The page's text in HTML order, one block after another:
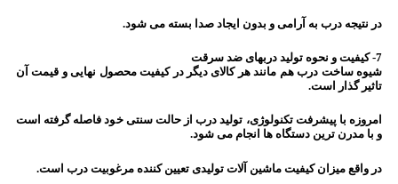
در نتیجه درب به آرامی و بدون ایجاد صدا بسته می شود.
7- کیفیت و نحوه تولید دربهای ضد سرقت
شیوه ساخت درب هم مانند هر کالای دیگر در کیفیت محصول نهایی و قیمت آن
تاثیر گذار است.
امروزه با پیشرفت تکنولوژی، تولید درب از حالت سنتی خود فاصله گرفته است
و با مدرن ترین دستگاه ها انجام می شود.
در واقع میزان کیفیت ماشین آلات تولیدی تعیین کننده مرغوبیت درب است.